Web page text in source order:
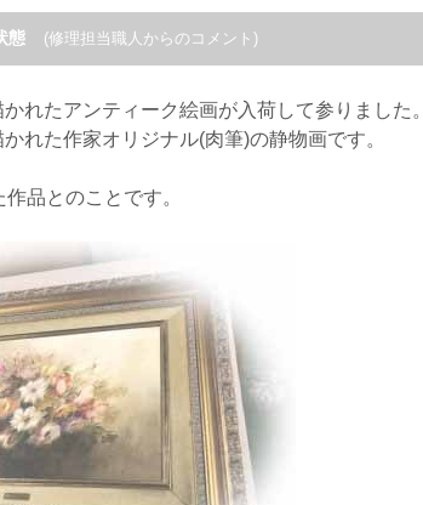
態 (修理担当職人からのコメント)
れたアンティーク絵画が入荷して参りました。
れた作家オリジナル(肉筆)の静物画です。
品とのことです。